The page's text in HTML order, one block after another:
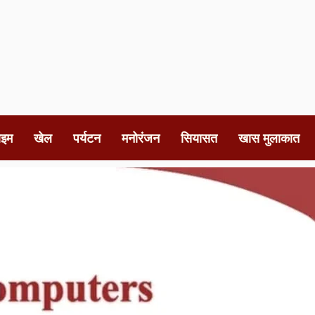
खेल पर्यटन मनोरंजन सियासत खास मुलाकात